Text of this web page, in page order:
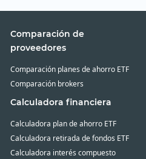
Comparación de
proveedores
Comparación planes de ahorro ETF
Comparación brokers
Calculadora financiera
Calculadora plan de ahorro ETF
Calculadora retirada de fondos ETF
Calculadora interés compuesto